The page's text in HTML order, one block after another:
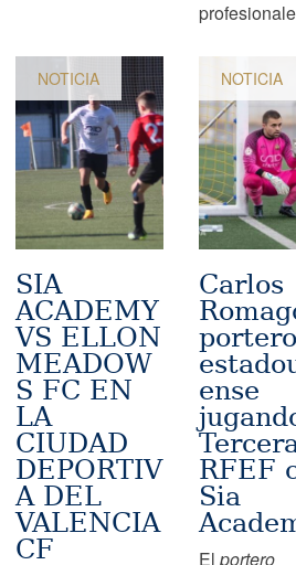
NOTICIA
SIA
ACADEMY
VS ELLON
MEADOW
S FC EN
LA
CIUDAD
DEPORTIV
A DEL
VALENCIA
CF
NOTICIA
Carlos
portero
ense
RFEF
Sia
Elportero